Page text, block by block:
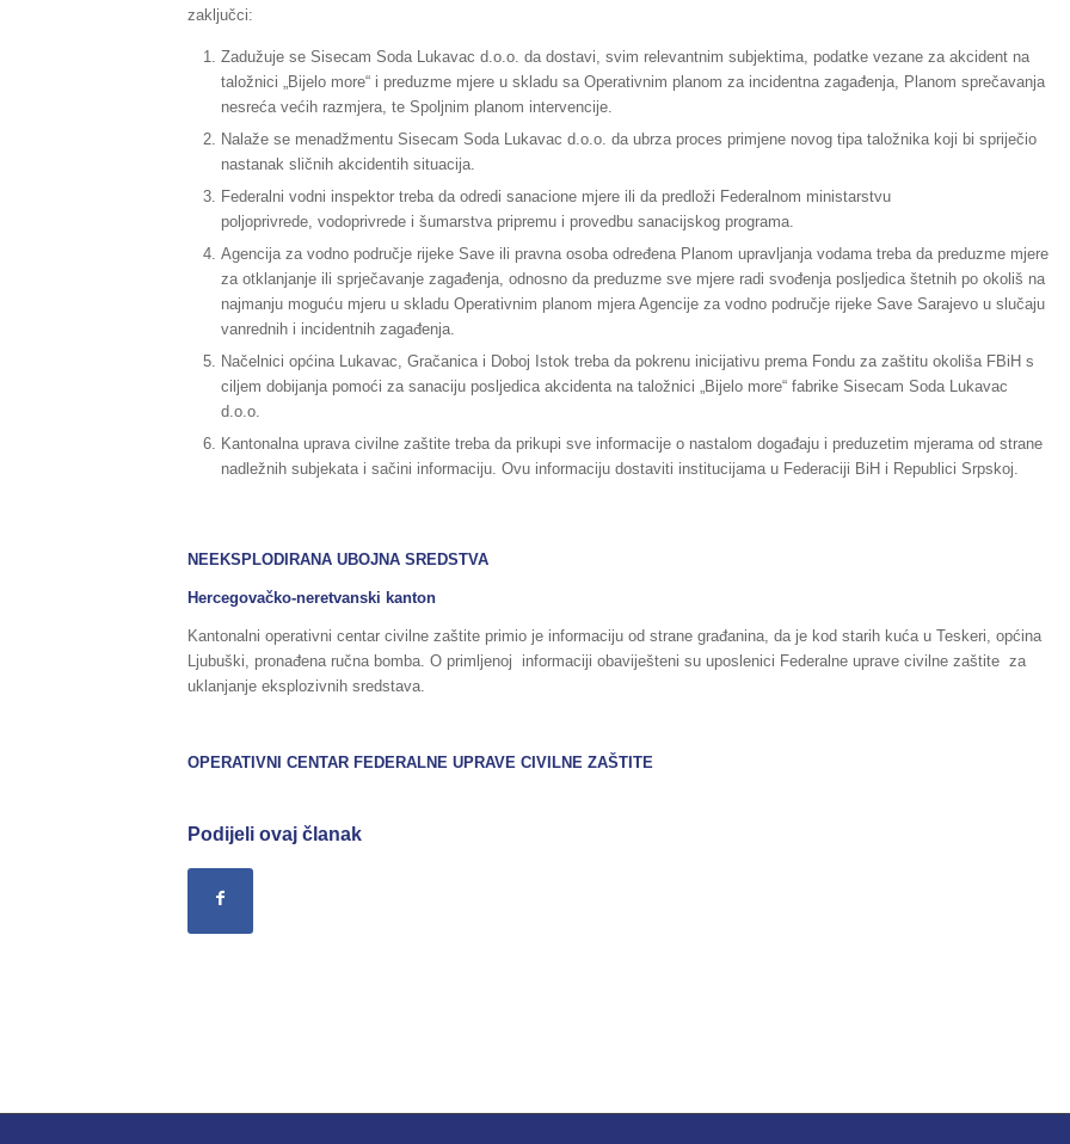
zaključci:
Zadužuje se Sisecam Soda Lukavac d.o.o. da dostavi, svim relevantnim subjektima, podatke vezane za akcident na
taložnici „Bijelo more“ i preduzme mjere u skladu sa Operativnim planom za incidentna zagađenja, Planom sprečavanja
nesreća većih razmjera, te Spoljnim planom intervencije.
Nalaže se menadžmentu Sisecam Soda Lukavac d.o.o. da ubrza proces primjene novog tipa taložnika koji bi spriječio
nastanak sličnih akcidentih situacija.
Federalni vodni inspektor treba da odredi sanacione mjere ili da predloži Federalnom ministarstvu
poljoprivrede, vodoprivrede i šumarstva pripremu i provedbu sanacijskog programa.
Agencija za vodno područje rijeke Save ili pravna osoba određena Planom upravljanja vodama treba da preduzme mjere
za otklanjanje ili sprječavanje zagađenja, odnosno da preduzme sve mjere radi svođenja posljedica štetnih po okoliš na
najmanju moguću mjeru u skladu Operativnim planom mjera Agencije za vodno područje rijeke Save Sarajevo u slučaju
vanrednih i incidentnih zagađenja.
Načelnici općina Lukavac, Gračanica i Doboj Istok treba da pokrenu inicijativu prema Fondu za zaštitu okoliša FBiH s
ciljem dobijanja pomoći za sanaciju posljedica akcidenta na taložnici „Bijelo more“ fabrike Sisecam Soda Lukavac
d.o.o.
Kantonalna uprava civilne zaštite treba da prikupi sve informacije o nastalom događaju i preduzetim mjerama od strane
nadležnih subjekata i sačini informaciju. Ovu informaciju dostaviti institucijama u Federaciji BiH i Republici Srpskoj.
NEEKSPLODIRANA UBOJNA SREDSTVA
Hercegovačko-neretvanski kanton
Kantonalni operativni centar civilne zaštite primio je informaciju od strane građanina, da je kod starih kuća u Teskeri, općina
Ljubuški, pronađena ručna bomba. O primljenoj informaciji obaviješteni su uposlenici Federalne uprave civilne zaštite za
uklanjanje eksplozivnih sredstava.
OPERATIVNI CENTAR FEDERALNE UPRAVE CIVILNE ZAŠTITE
Podijeli ovaj članak